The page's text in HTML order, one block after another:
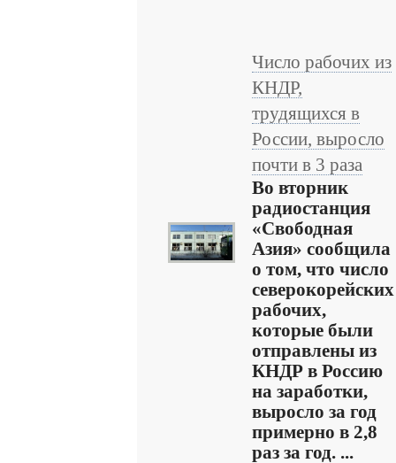
Число рабочих из
КНДР,
трудящихся в
России, выросло
почти в 3 раза
Во вторник
радиостанция
«Свободная
Азия» сообщила
о том, что число
северокорейских
рабочих,
которые были
отправлены из
КНДР в Россию
на заработки,
выросло за год
примерно в 2,8
раз за год. ...